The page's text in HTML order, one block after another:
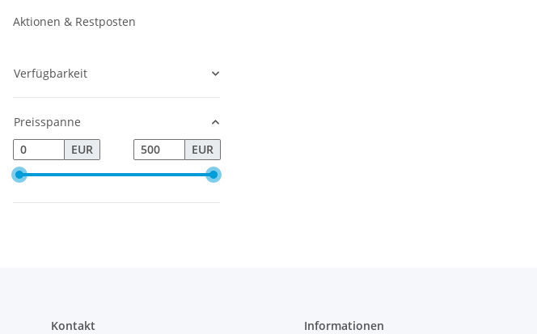
Aktionen & Restposten
Verfügbarkeit
Preisspanne
EUR
EUR
Kontakt Informationen